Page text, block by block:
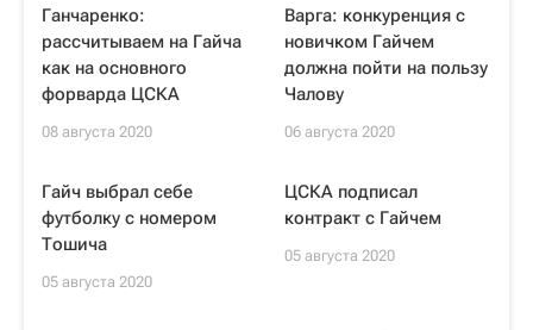
Ганчаренко:
рассчитываем на Гайча
как на основного
форварда ЦСКА
08 августа 2020
Варга: конкуренция с
новичком Гайчем
должна пойти на пользу
Чалову
06 августа 2020
Гайч выбрал себе
футболку с номером
Тошича
05 августа 2020
ЦСКА подписал
контракт с Гайчем
05 августа 2020